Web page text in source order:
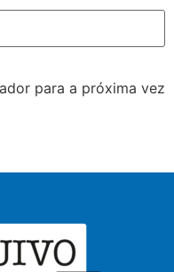
para a próxima vez